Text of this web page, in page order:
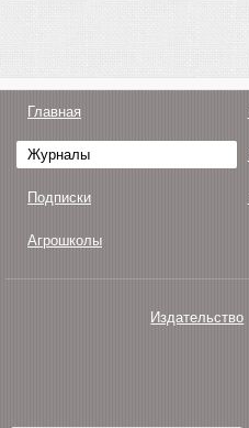
Главная
Журналы
Подписки
Агрошколы
Издательство